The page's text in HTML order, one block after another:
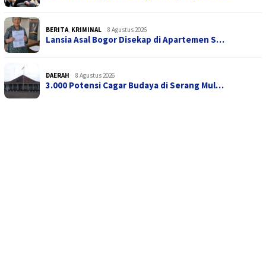
BERITA, KRIMINAL 8 Agustus 2026
Lansia Asal Bogor Disekap di Apartemen S…
DAERAH 8 Agustus 2026
3.000 Potensi Cagar Budaya di Serang Mul…